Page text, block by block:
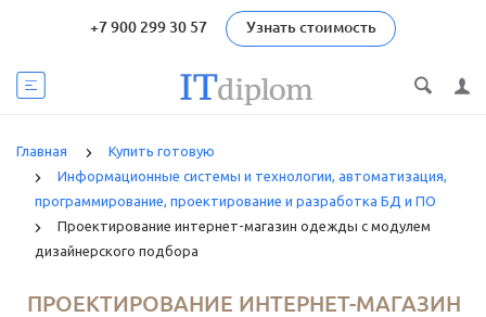
+7 900 299 30 57 Узнать стоимость
Главная
Купить готовую
Информационные системы и технологии, автоматизация,
программирование, проектирование и разработка БД и ПО
Проектирование интернет-магазин одежды с модулем
дизайнерского подбора
ПРОЕКТИРОВАНИЕ ИНТЕРНЕТ-МАГАЗИН